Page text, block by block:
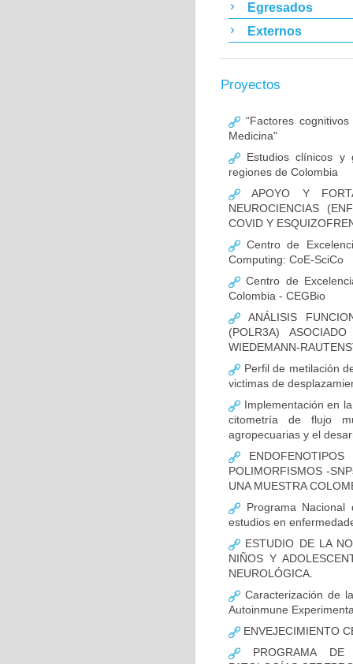
Egresados
Externos
Proyectos
“Factores
Medicina"
Estudios clínicos y
regiones de Colombia
APOYO Y
NEUROCIENCIAS
COVID Y
Centro de
Computing: CoE-SciCo
Centro de
Colombia - CEGBio
ANÁLISIS
(POLR3A)
WIEDEMANN-
Perfil de metilación
victimas de
Implementación en
citometría de flujo
agropecuarias y el
POLIMORFISMOS -
UNA MUESTRA
Programa Nacional
estudios en
ESTUDIO DE LA
NIÑOS Y
NEUROLÓGICA.
Caracterización de
Autoinmune
ENVEJECIMIENTO
PROGRAMA DE